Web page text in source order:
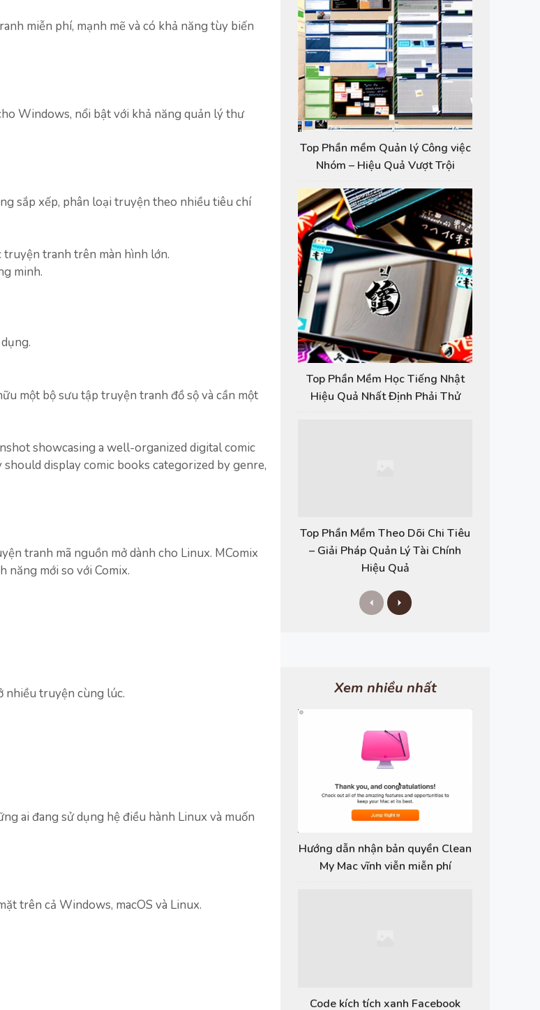
miễn phí, mạnh mẽ và có khả năng tùy biến
Windows, nổi bật với khả năng quản lý thư
sắp xếp, phân loại truyện theo nhiều tiêu chí
truyện tranh trên màn hình lớn.
minh.
một bộ sưu tập truyện tranh đồ sộ và cần một
showcasing a well-organized digital comic
display comic books categorized by genre,
tranh mã nguồn mở dành cho Linux. MComix
năng mới so với Comix.
nhiều truyện cùng lúc.
ai đang sử dụng hệ điều hành Linux và muốn
trên cả Windows, macOS và Linux.
Top Phần mềm Quản lý Công việc
Nhóm – Hiệu Quả Vượt Trội
Top Phần Mềm Học Tiếng Nhật
Hiệu Quả Nhất Định Phải Thử
Top Phần Mềm Theo Dõi Chi Tiêu
– Giải Pháp Quản Lý Tài Chính
Hiệu Quả
P
r
s
N
e
Xem nhiều nhất
Hướng dẫn nhận bản quyền Clean
My Mac vĩnh viễn miễn phí
Code kích tích xanh Facebook